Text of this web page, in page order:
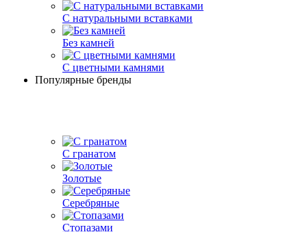
С натуральными вставками
Без камней
С цветными камнями
Популярные бренды
С гранатом
Золотые
Серебряные
Стопазами